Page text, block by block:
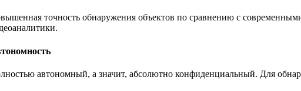
точность обнаружения объектов по сравнению с
автономный, а значит, абсолютно конфиденциальный. Для